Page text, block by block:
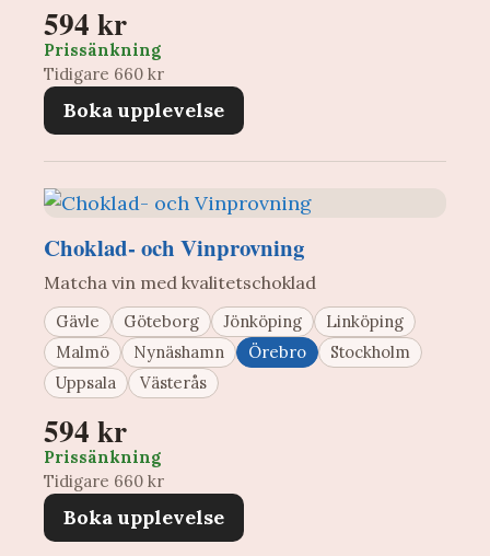
594 kr
Prissänkning
Tidigare 660 kr
Boka upplevelse
Choklad- och Vinprovning
Matcha vin med kvalitetschoklad
Gävle Göteborg Jönköping
Linköping
Malmö
Nynäshamn Örebro
Stockholm
Uppsala
Västerås
594 kr
Prissänkning
Tidigare 660 kr
Boka upplevelse